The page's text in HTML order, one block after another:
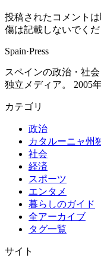
投稿されたコメント
傷は記載しないでくだ
Spain·Press
スペインの政治・社
独立メディア。 2005
カテゴリ
政治
カタルーニャ州
社会
経済
スポーツ
エンタメ
暮らしのガイド
全アーカイブ
タグ一覧
サイト